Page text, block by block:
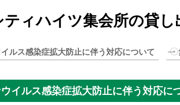
ティハイツ集会所の貸し
ルス感染症拡大防止に伴う対応について
イルス感染症拡大防止に伴う対応に